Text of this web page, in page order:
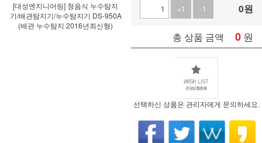
[대성엔지니어링] 청음식 누수탐지
기/배관탐지기/누수탐지기 DS-950A
(배관 누수탐지 2016년최신형)
+1
-1 0원
총 상품 금액 0 원
선택하신 상품은 관리자에게 문의하세요.